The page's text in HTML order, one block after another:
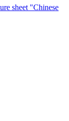
sheet "Chinese